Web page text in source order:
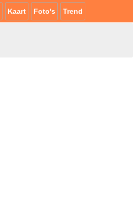
Kaart Foto's Trend